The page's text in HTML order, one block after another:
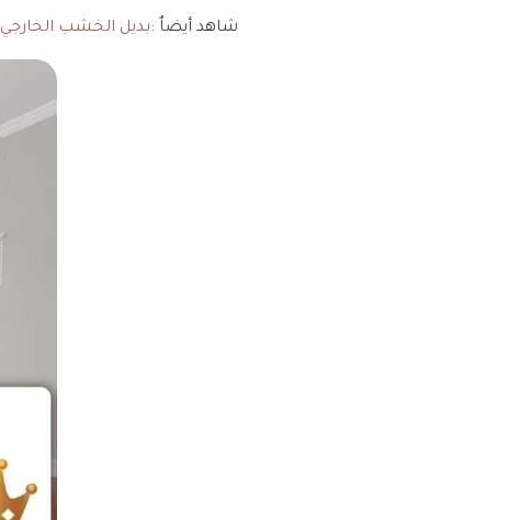
شاهد أيضاٌ :بديل الخشب الخارجي